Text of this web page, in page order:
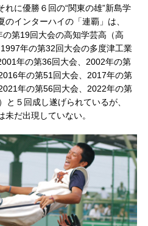
に優勝６回の“関東の雄”新島学
インターハイの「連覇」は、
第19回大会の高知学芸高（高
年の第32回大会の多度津工業
年の第36回大会、2002年の第
年の第51回大会、2017年の第
年の第56回大会、2022年の第
５回成し遂げられているが、
未だ出現していない。